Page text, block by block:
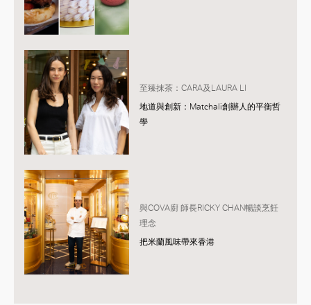
至臻抹茶：CARA及LAURA LI
地道與創新：Matchali創辦人的平衡哲
學
與COVA廚 師長RICKY CHAN暢談烹飪
理念
把米蘭風味帶來香港